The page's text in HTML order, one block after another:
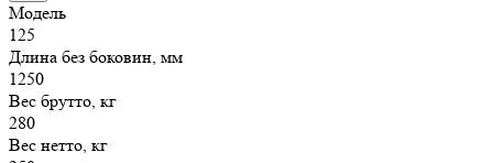
Модель
125
Длина без боковин, мм
1250
Вес брутто, кг
280
Вес нетто, кг